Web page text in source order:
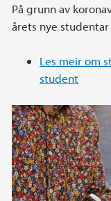
På grunn av
årets nye
Les meir om
student